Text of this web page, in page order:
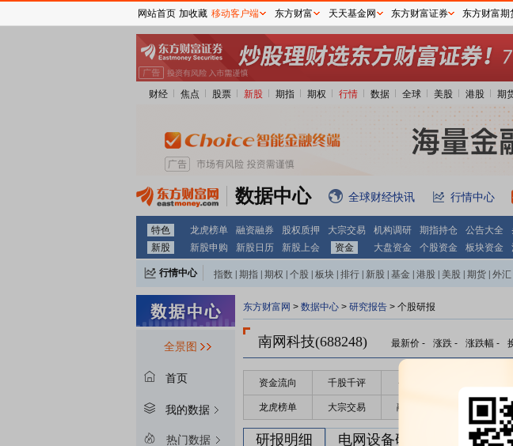
财经 焦点 股票 新股 期指 期权 行情 数据 全球 美股 港股 期
数据中心 全球财经快讯 行情中心
特色 龙虎榜单 融资融券 股权质押 大宗交易 机构调研 期指持仓 公告大全
新股
新股申购 新股日历 新股上会 资金 大盘资金 个股资金 板块资金
行情中心 指数 期指 期权 个股 板块 排行 新股 基金 港股 美股 期货 外汇
全景图
首页
我的数据
热门数据
东方财富网 > 数据中心 > 研究报告 > 个股研报
南网科技(688248) 最新价 - 涨跌 - 涨跌幅 -
资金流向 千股千评 公告
龙虎榜单 大宗交易 融资融券 高管持股
研报明细 电网设备研报 电网设备
网站首页 加收藏 移动客户端 东方财富 天天基金网 东方财富证券 东方财富期